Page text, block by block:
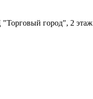
город", 2 этаж